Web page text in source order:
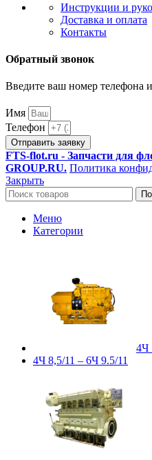
Инструкции и
Доставка и оплата
Контакты
Обратный звонок
Введите ваш номер телефона
Имя
Телефон
Отправить заявку
FTS-flot.ru - Запчасти для
GROUP.RU. Политика
Закрыть
Меню
Категории
4Ч
4Ч 8,5/11 – 6Ч 9.5/11